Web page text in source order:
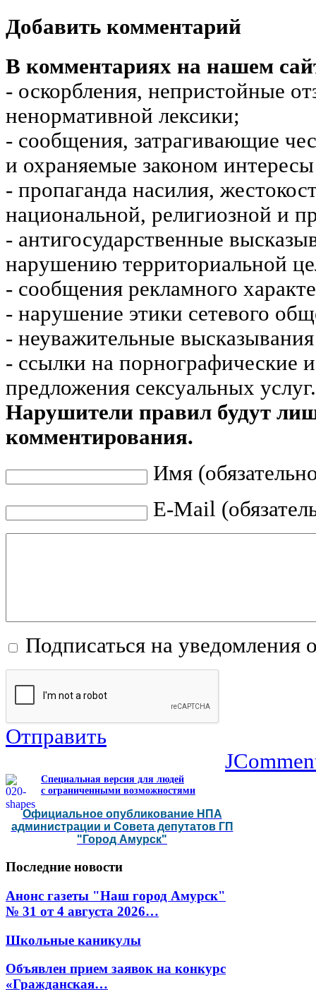
Добавить комментарий
В комментариях на нашем
- оскорбления, непристойные
ненормативной лексики;
- сообщения, затрагивающие
и охраняемые законом
- пропаганда насилия,
национальной, религиозной и
- антигосударственные
нарушению территориальной
- сообщения рекламного
- нарушение этики сетевого
- неуважительные
- ссылки на порнографические
предложения сексуальных услуг.
Нарушители правил будут
комментирования.
Имя
E-Mail
Подписаться на уведомления
Отправить
Специальная версия для людей
с ограниченными возможностями
Официальное опубликование НПА
администрации и Совета депутатов ГП
"Город Амурск"
Последние новости
Анонс газеты "Наш город Амурск"
№ 31 от 4 августа 2026…
Школьные каникулы
Объявлен прием заявок на конкурс
«Гражданская…